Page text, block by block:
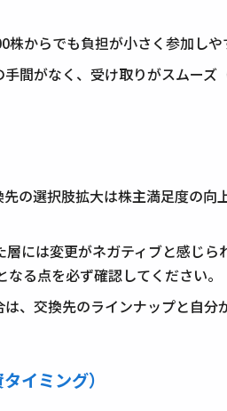
株からでも負担が小さく参加しや
手間がなく、受け取りがスムーズ
の選択肢拡大は株主満足度の向
には変更がネガティブと感じら
る点を必ず確認してください。
は、交換先のラインナップと自
イミング）